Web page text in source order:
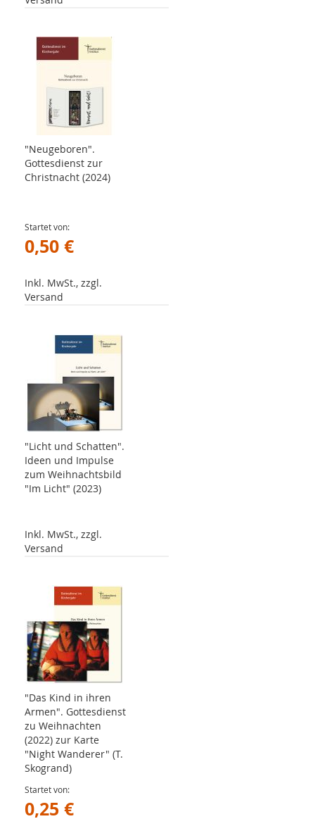
"Neugeboren".
Gottesdienst zur
Christnacht (2024)
Startet von
0,50 €
Inkl. MwSt., zzgl.
Versand
"Licht und Schatten".
Ideen und Impulse
zum Weihnachtsbild
"Im Licht" (2023)
Inkl. MwSt., zzgl.
Versand
"Das Kind in ihren
Armen". Gottesdienst
zu Weihnachten
(2022) zur Karte
"Night Wanderer" (T.
Skogrand)
Startet von
0,25 €